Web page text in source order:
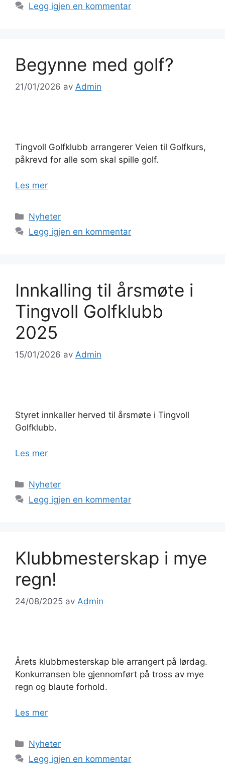
Legg igjen en kommentar
Begynne med golf?
21/01/2026 av Admin
Tingvoll Golfklubb arrangerer Veien til Golfkurs,
påkrevd for alle som skal spille golf.
Les mer
Kategorier
Nyheter
Legg igjen en kommentar
Innkalling til årsmøte i
Tingvoll Golfklubb
2025
15/01/2026 av Admin
Styret innkaller herved til årsmøte i Tingvoll
Golfklubb.
Les mer
Kategorier
Nyheter
Legg igjen en kommentar
Klubbmesterskap i mye
regn!
24/08/2025 av Admin
Årets klubbmesterskap ble arrangert på lørdag.
Konkurransen ble gjennomført på tross av mye
regn og blaute forhold.
Les mer
Kategorier
Nyheter
Legg igjen en kommentar